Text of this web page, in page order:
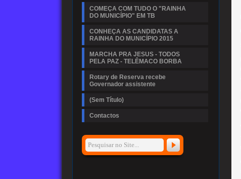
COMEÇA COM TUDO O "RAINHA
DO MUNICÍPIO" EM TB
CONHEÇA AS CANDIDATAS A
RAINHA DO MUNICÍPIO 2015
MARCHA PRA JESUS - TODOS
PELA PAZ - TELÊMACO BORBA
Rotary de Reserva recebe
Governador assistente
(Sem Título)
Contactos